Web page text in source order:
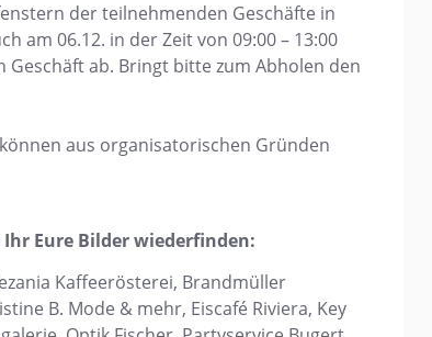
der teilnehmenden Geschäfte in
am 06.12. in der Zeit von 09:00 – 13:00
ab. Bringt bitte zum Abholen den
aus organisatorischen Gründen
Eure Bilder wiederfinden:
Kaffeerösterei, Brandmüller
B. Mode & mehr, Eiscafé Riviera, Key